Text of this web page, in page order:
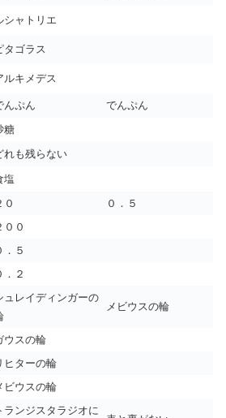
シャトリエ
タゴラス
ルキメデス
んぷん
でんぷん
糖
れも残らない
塩
０
０．５
００
．５
．２
ュレイディンガーの
メビウスの輪
ウスの輪
ヒターの輪
ビウスの輪
ランジスタラジオに